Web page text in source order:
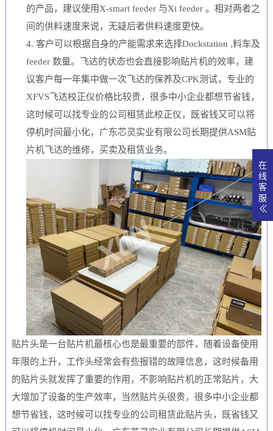
的产品，建议使用X-smart feeder 与Xi feeder 。相对两者之
间的供料速度来说，无疑后者供料速度更快。
4. 客户可以根据自身的产能需求来选择Dockstation ,料车及
feeder 数量。飞达的状态也会直接影响贴片机的效率，建
议客户每一年集中做一次飞达的保养及CPK测试，专业的
XFVS飞达校正仪价格比较贵，很多中小企业都想节省钱，
这时候可以找专业的公司租赁此校正仪，既省钱又可以将
停机时间最小化，广东芯灵实业有限公司长期提供ASM贴
片机飞达的维修，买卖及租赁业务。
贴片头是一台贴片机最核心也是最重要的部件，随着设备使用
年限的上升，工作头经常会有些报错的故障信息，这时候备用
的贴片头就发挥了重要的作用，不影响贴片机的正常贴片，大
大增加了设备的生产效率，当然贴片头很贵，很多中小企业都
想节省钱，这时候可以找专业的公司租赁此贴片头，既省钱又
在
线
客
服